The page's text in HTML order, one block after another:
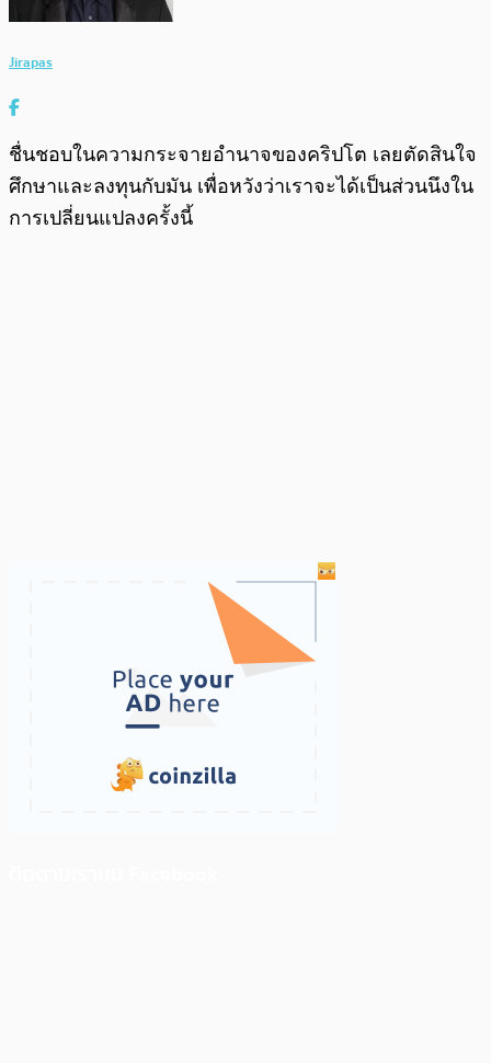
Jirapas
ชื่นชอบในความกระจายอำนาจของคริปโต เลยตัดสินใจ
ศึกษาและลงทุนกับมัน เพื่อหวังว่าเราจะได้เป็นส่วนนึงใน
การเปลี่ยนแปลงครั้งนี้